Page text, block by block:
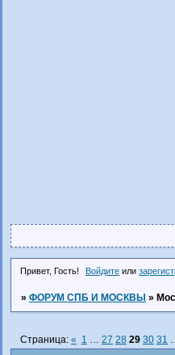
Привет, Гость! Войдите или
» ФОРУМ СПБ И МОСКВЫ »
Страница: « 1 … 27 28 29 30 31